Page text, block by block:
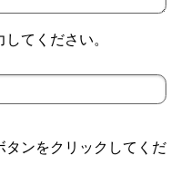
てください。
タンをクリックしてくだ